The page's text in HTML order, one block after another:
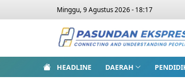
Minggu, 9 Agustus 2026 - 18:17
HEADLINE DAERAH